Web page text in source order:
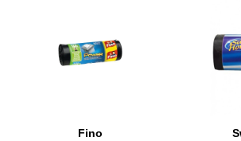
25
Fino